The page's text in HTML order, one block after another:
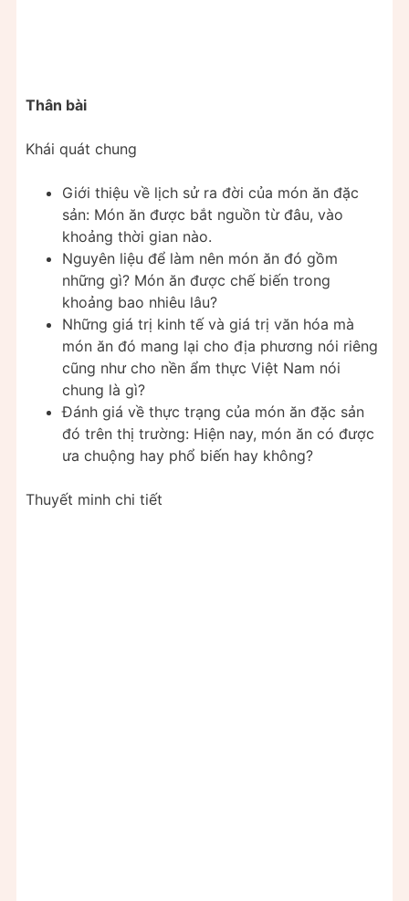
Thân bài
Khái quát chung
Giới thiệu về lịch sử ra đời của món ăn đặc
sản: Món ăn được bắt nguồn từ đâu, vào
khoảng thời gian nào.
Nguyên liệu để làm nên món ăn đó gồm
những gì? Món ăn được chế biến trong
khoảng bao nhiêu lâu?
Những giá trị kinh tế và giá trị văn hóa mà
món ăn đó mang lại cho địa phương nói riêng
cũng như cho nền ẩm thực Việt Nam nói
chung là gì?
Đánh giá về thực trạng của món ăn đặc sản
đó trên thị trường: Hiện nay, món ăn có được
ưa chuộng hay phổ biến hay không?
Thuyết minh chi tiết